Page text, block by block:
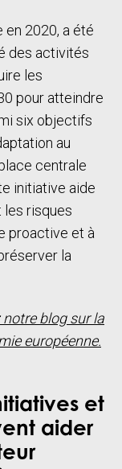
en 2020, a été
des activités
les
pour atteindre
six objectifs
au
centrale
initiative aide
les risques
proactive et à
la
notre blog sur la
européenne.
et
aider